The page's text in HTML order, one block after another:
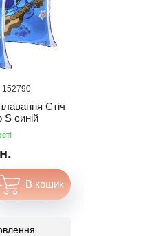
152790
Стіч
S синій